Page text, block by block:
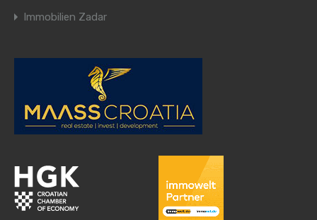
Immobilien Zadar